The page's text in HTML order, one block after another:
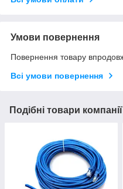
Умови повернення
Повернення товару
Всі умови повернення
Подібні товари компанії